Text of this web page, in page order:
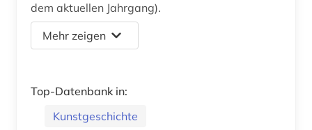
dem aktuellen Jahrgang).
Mehr zeigen
Top-Datenbank in:
Kunstgeschichte